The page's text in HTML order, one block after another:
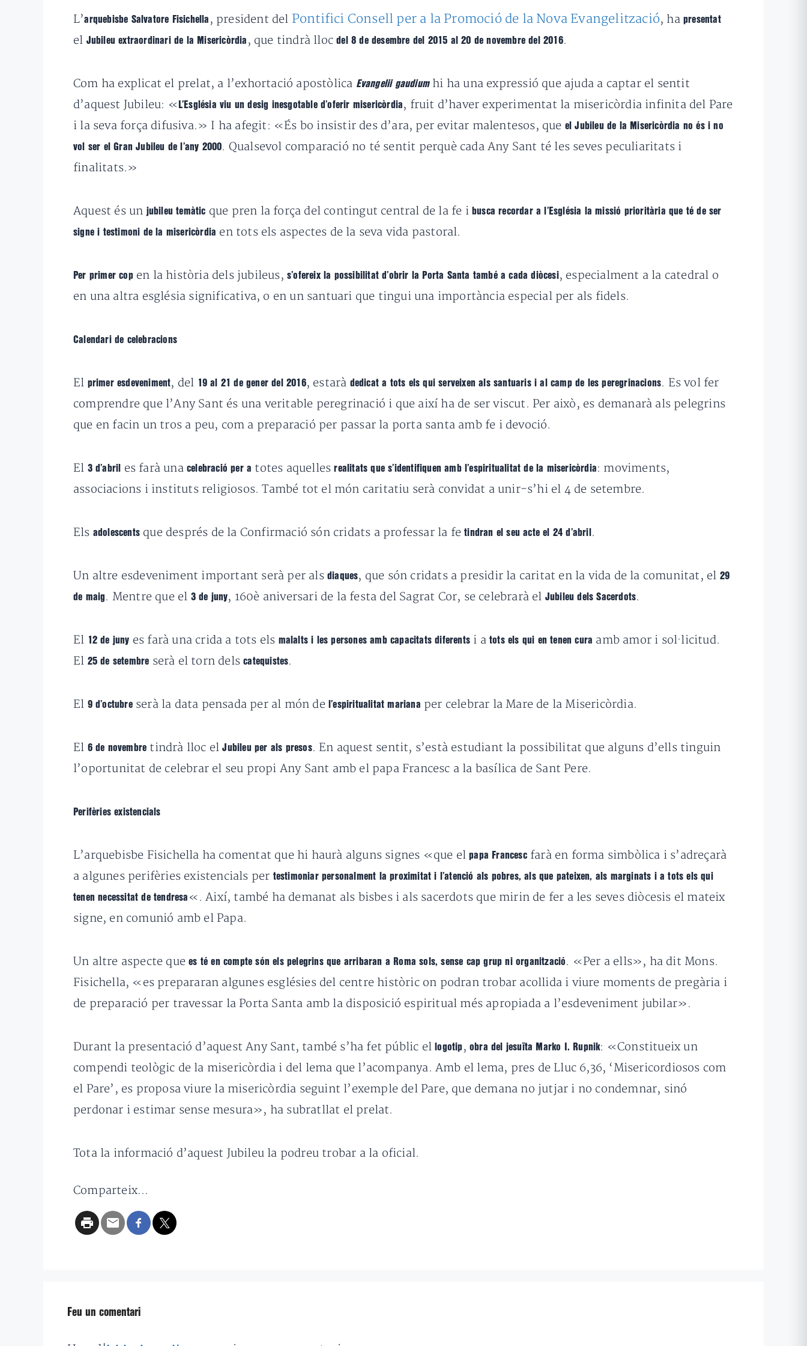
L’arquebisbe Salvatore Fisichella , president del Pontifici Consell per a la Promoció de la Nova Evangelització, hapresentat
el Jubileu extraordinari de la Misericòrdia , que tindrà llocdel 8 de desembre del 2015 al 20 de novembre del 2016.
Com ha explicat el prelat, a l’exhortació apostòlica Evangelii gaudiumhi ha una expressió que ajuda a captar el sentit
d’aquest Jubileu: « L’Església viu un desig inesgotable d’oferir misericòrdia , fruit d’haver experimentat la misericòrdia infinita del Pare
i la seva força difusiva.» I ha afegit: «És bo insistir des d’ara, per evitar malentesos, que el Jubileu de la Misericòrdia no és i no
vol ser el Gran Jubileu de l’any 2000. Qualsevol comparació no té sentit perquè cada Any Sant té les seves peculiaritats i
finalitats.»
Aquest és unjubileu temàtic que pren la força del contingut central de la fe ibusca recordar a l’Església la missió prioritària que té de ser
signe i testimoni de la misericòrdia en tots els aspectes de la seva vida pastoral.
Per primer cop en la història dels jubileus,s’ofereix la possibilitat d’obrir la Porta Santa també a cada diòcesi, especialment a la catedral o
en una altra església significativa, o en un santuari que tingui una importància especial per als fidels.
Calendari de celebracions
El primer esdeveniment, del 19 al 21 de gener del 2016, estarà dedicat a tots els qui serveixen als santuaris i al camp de les peregrinacions. Es vol fer
comprendre que l’Any Sant és una veritable peregrinació i que així ha de ser viscut. Per això, es demanarà als pelegrins
que en facin un tros a peu, com a preparació per passar la porta santa amb fe i devoció.
El 3 d’abril es farà unacelebració per a totes aquellesrealitats que s’identifiquen amb l’espiritualitat de la misericòrdia : moviments,
associacions i instituts religiosos. També tot el món caritatiu serà convidat a unir-s’hi el 4 de setembre.
Els adolescents que després de la Confirmació són cridats a professar la fetindran el seu acte el 24 d’abril .
Un altre esdeveniment important serà per als diaques, que són cridats a presidir la caritat en la vida de la comunitat, el 29
de maig . Mentre que el 3 de juny, 160è aniversari de la festa del Sagrat Cor, se celebrarà el Jubileu dels Sacerdots.
El 12 de juny es farà una crida a tots els malalts i les persones amb capacitats diferents i atots els qui en tenen cura amb amor i sol·licitud.
El 25 de setembre serà el torn delscatequistes.
El 9 d’octubre serà la data pensada per al món de l’espiritualitat mariana per celebrar la Mare de la Misericòrdia.
El 6 de novembre tindrà lloc elJubileu per als presos. En aquest sentit, s’està estudiant la possibilitat que alguns d’ells tinguin
l’oportunitat de celebrar el seu propi Any Sant amb el papa Francesc a la basílica de Sant Pere.
Perifèries existencials
L’arquebisbe Fisichella ha comentat que hi haurà alguns signes «que elpapa Francesc farà en forma simbòlica i s’adreçarà
a algunes perifèries existencials per testimoniar personalment la proximitat i l’atenció als pobres, als que pateixen, als marginats i a tots els qui
tenen necessitat de tendresa «. Així, també ha demanat als bisbes i als sacerdots que mirin de fer a les seves diòcesis el mateix
signe, en comunió amb el Papa.
Un altre aspecte quees té en compte són els pelegrins que arribaran a Roma sols, sense cap grup ni organització . «Per a ells», ha dit Mons.
Fisichella, «es prepararan algunes esglésies del centre històric on podran trobar acollida i viure moments de pregària i
de preparació per travessar la Porta Santa amb la disposició espiritual més apropiada a l’esdeveniment jubilar».
Durant la presentació d’aquest Any Sant, també s’ha fet públic el logotip ,obra del jesuïta Marko I. Rupnik: «Constitueix un
compendi teològic de la misericòrdia i del lema que l’acompanya. Amb el lema, pres de Lluc 6,36, ‘Misericordiosos com
el Pare’, es proposa viure la misericòrdia seguint l’exemple del Pare, que demana no jutjar i no condemnar, sinó
perdonar i estimar sense mesura», ha subratllat el prelat.
Tota la informació d’aquest Jubileu la podreu trobar a la oficial.
Comparteix...
Feu un comentari